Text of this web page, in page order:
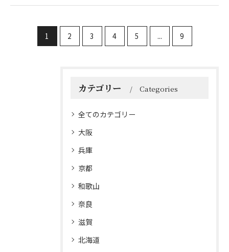
1 2 3 4 5 ... 9
カテゴリー Categories
全てのカテゴリー
大阪
兵庫
京都
和歌山
奈良
滋賀
北海道